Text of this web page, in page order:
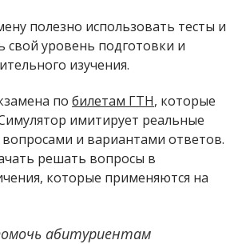
полезно использовать тесты и
свой уровень подготовки и
изучения.
по билетам ГТН, которые
имитирует реальные
вопросами и вариантами ответов.
решать вопросы в
которые применяются на
абитуриентам